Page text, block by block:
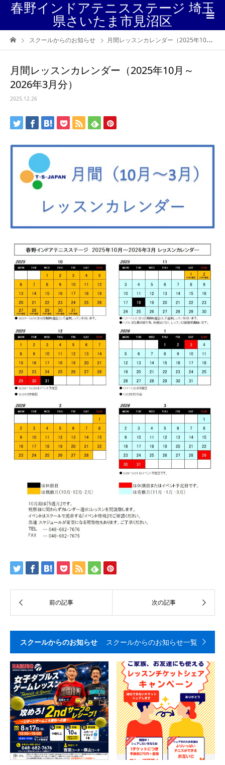
春野インドアテニスステージ 埼玉
県さいたま市見沼区
スクールからのお知らせ 月間レッスンカレンダー（2025年10月～2026年3月分）
月間レッスンカレンダー（2025年10月～
2026年3月分）
2025.12.26
スクールからのお知らせ スクールからのお知らせ一覧